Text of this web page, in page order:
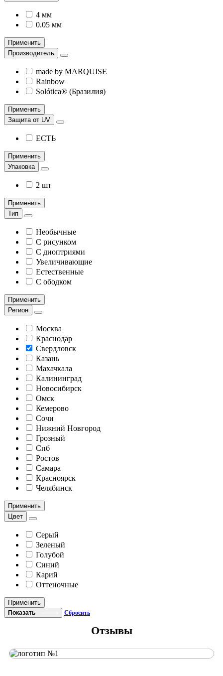
4 мм
0.05 мм
Применить
Производитель
made by MARQUISE
Rainbow
Solótica® (Бразилия)
Применить
Защита от UV
ЕСТЬ
Применить
Упаковка
2 шт
Применить
Тип
Необычные
С рисунком
С диоптриями
Увеличивающие
Естественные
С ободком
Применить
Регион
Москва
Краснодар
Свердловск
Казань
Махачкала
Калининград
Новосибирск
Омск
Кемерово
Сочи
Нижний Новгород
Грозный
Спб
Ростов
Самара
Красноярск
Челябинск
Применить
Цвет
Серый
Зеленый
Голубой
Синий
Карий
Оттеночные
Применить
Показать Сбросить
Отзывы